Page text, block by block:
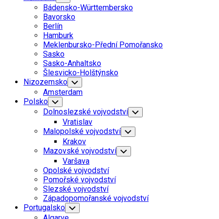
Child
Menu
Bádensko-Württembersko
Bavorsko
Berlín
Hamburk
Meklenbursko-Přední Pomořansko
Sasko
Sasko-Anhaltsko
Šlesvicko-Holštýnsko
Nizozemsko Toggle
Child
Menu
Amsterdam
Polsko Toggle
Child
Menu
Dolnoslezské vojvodství Toggle
Child
Menu
Vratislav
Malopolské vojvodství Toggle
Child
Menu
Krakov
Mazovské vojvodství Toggle
Child
Varšava
Opolské vojvodství
Pomořské vojvodství
Slezské vojvodství
Západopomořanské vojvodství
Portugalsko Toggle
Child